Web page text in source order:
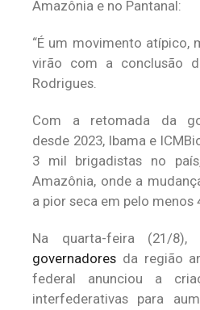
Amazônia e no Pantanal:
“É um movimento atípico,
virão com a conclusão
Rodrigues.
Com a retomada da
desde 2023, Ibama e
3 mil brigadistas no
Amazônia, onde a
a pior seca em pelo menos
Na quarta-feira (21/8),
governadores da região
federal anunciou a
interfederativas para